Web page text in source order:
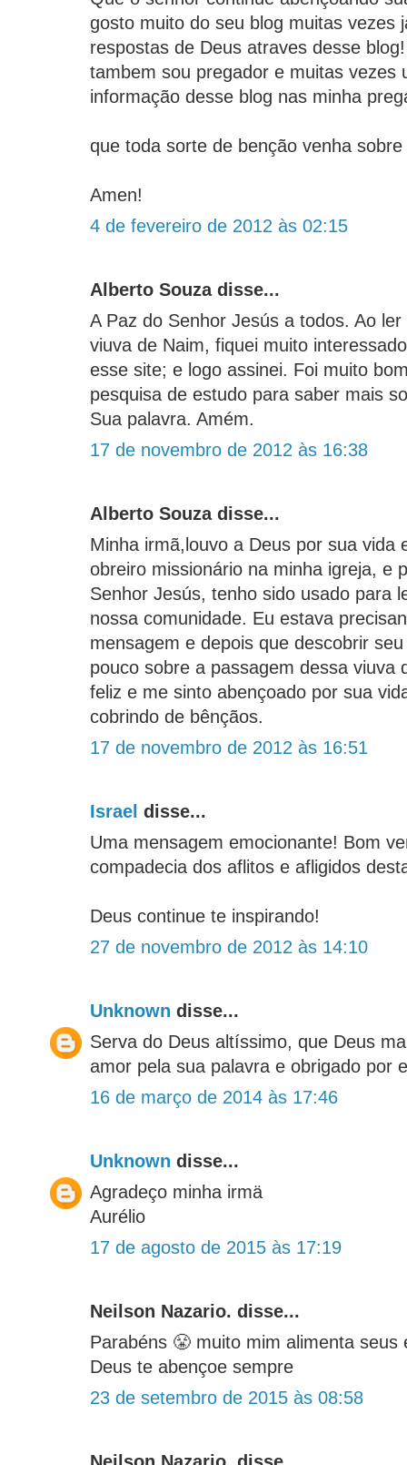
gosto muito do seu blog muitas vezes
respostas de Deus atraves desse blog!
tambem sou pregador e muitas vezes
informação desse blog nas minha
que toda sorte de benção venha sobre
Amen!
4 de fevereiro de 2012 às 02:15
Alberto Souza disse...
A Paz do Senhor Jesús a todos. Ao
viuva de Naim, fiquei muito
esse site; e logo assinei. Foi muito
pesquisa de estudo para saber mais
Sua palavra. Amém.
17 de novembro de 2012 às 16:38
Alberto Souza disse...
Minha irmã,louvo a Deus por sua vida
obreiro missionário na minha igreja, e
Senhor Jesús, tenho sido usado para
nossa comunidade. Eu estava
mensagem e depois que descobrir
pouco sobre a passagem dessa viuva
feliz e me sinto abençoado por sua
cobrindo de bênçãos.
17 de novembro de 2012 às 16:51
Israel disse...
Uma mensagem emocionante! Bom
compadecia dos aflitos e afligidos
Deus continue te inspirando!
27 de novembro de 2012 às 14:10
Unknown disse...
Serva do Deus altíssimo, que Deus
amor pela sua palavra e obrigado por
16 de março de 2014 às 17:46
Unknown disse...
Agradeço minha irmä
Aurélio
17 de agosto de 2015 às 17:19
Neilson Nazario. disse...
Parabéns 😤 muito mim alimenta seus
Deus te abençoe sempre
23 de setembro de 2015 às 08:58